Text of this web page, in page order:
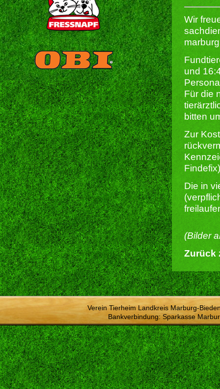
Wir
und
Für die
bitten
Zur
Die in
(Bilder
Zurück
Verein Tierheim Landkreis Marburg-
Bankverbindung: Sparkasse